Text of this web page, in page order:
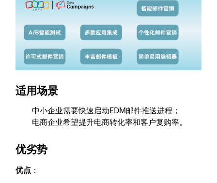
适用场景
中小企业需要快速启动EDM邮件推送进程；
电商企业希望提升电商转化率和客户复购率。
优劣势
优点 ：